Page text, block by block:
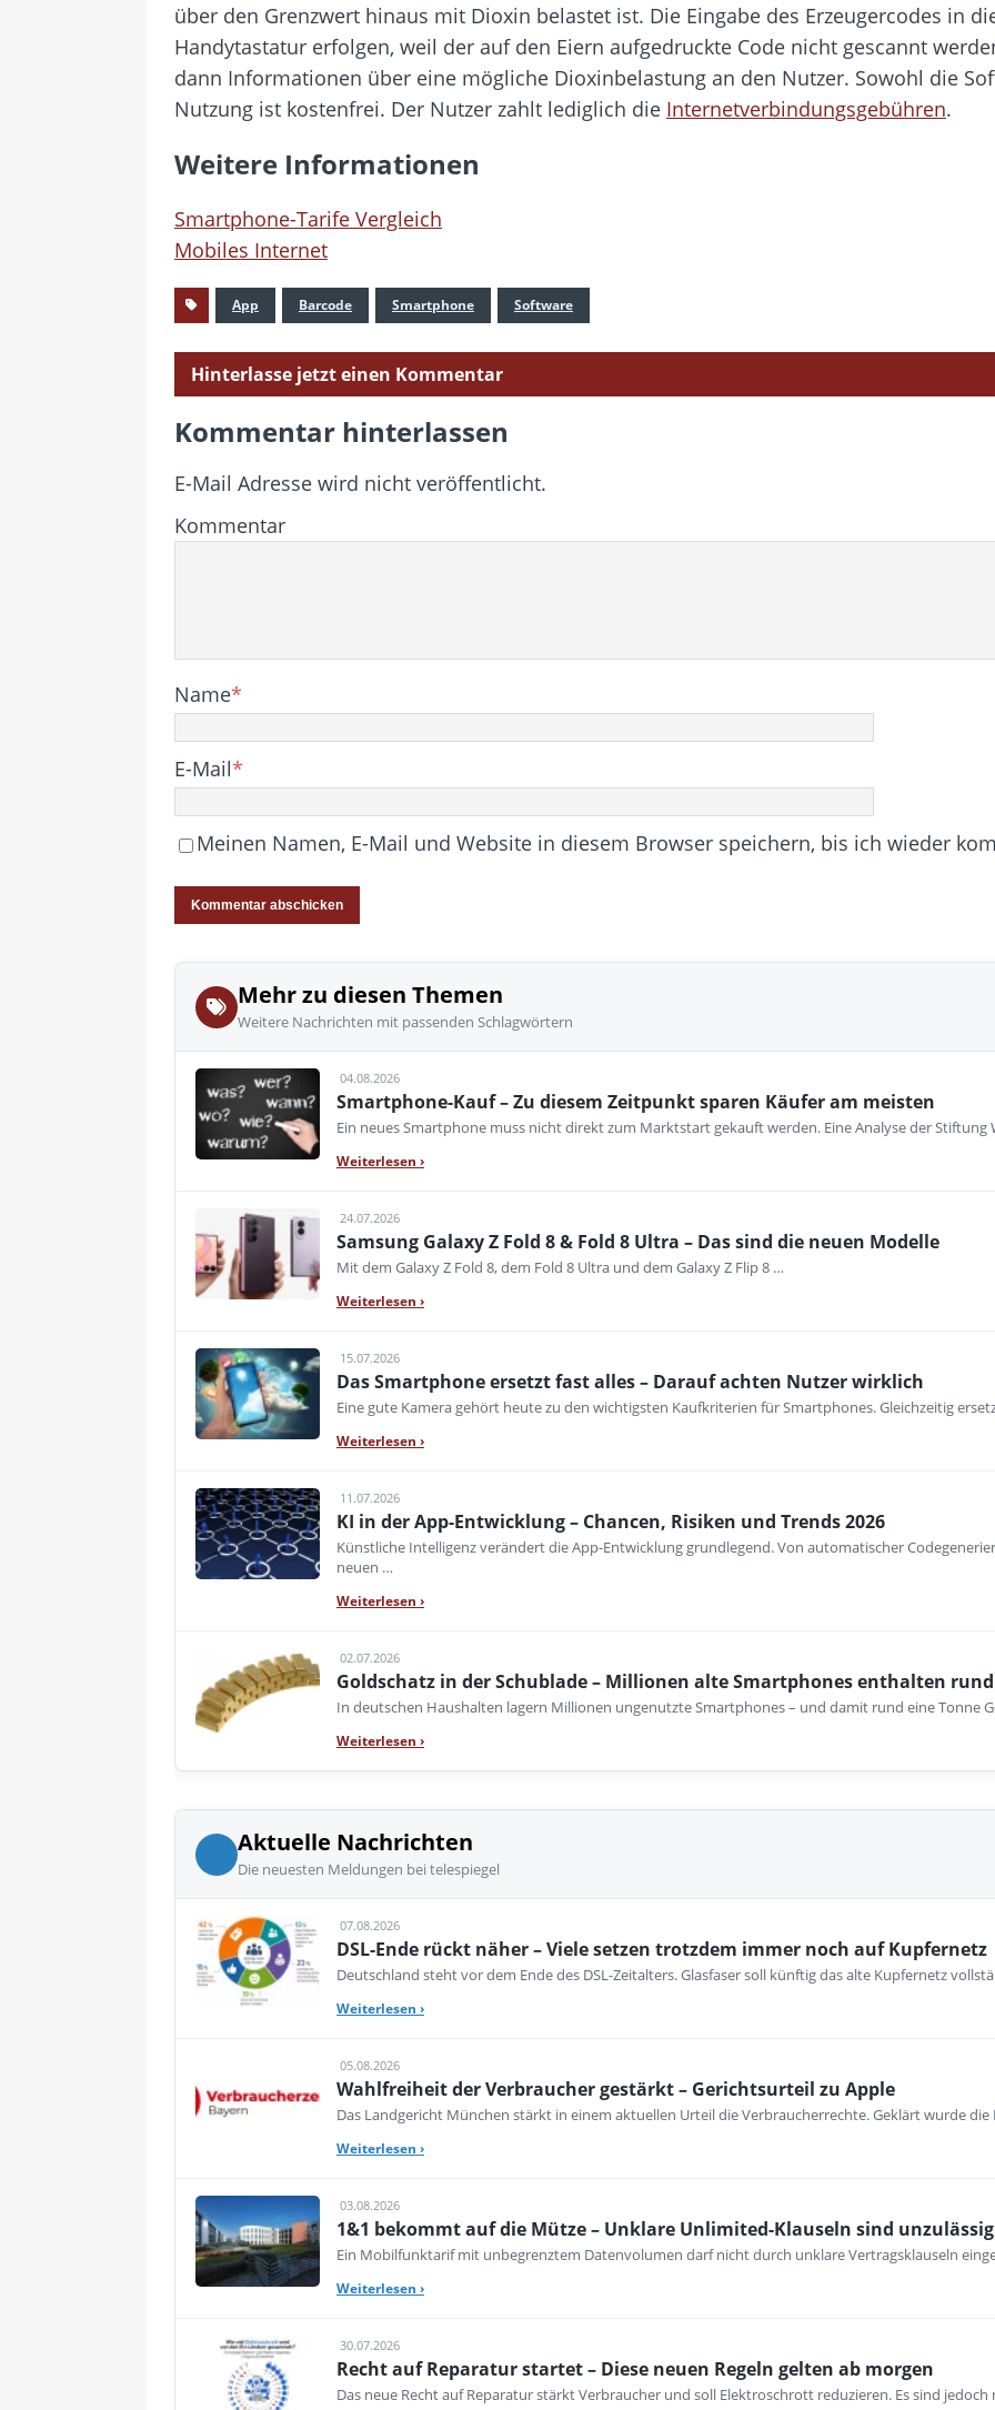
über den Grenzwert hinaus mit Dioxin belastet ist. Die Eingabe des Erzeugercodes in
Handytastatur erfolgen, weil der auf den Eiern aufgedruckte Code nicht gescannt
dann Informationen über eine mögliche Dioxinbelastung an den Nutzer. Sowohl die
Nutzung ist kostenfrei. Der Nutzer zahlt lediglich die Internetverbindungsgebühren.
Weitere Informationen
Smartphone-Tarife Vergleich
Mobiles Internet
App Barcode Smartphone Software
Hinterlasse jetzt einen Kommentar
Kommentar hinterlassen
E-Mail Adresse wird nicht veröffentlicht.
Kommentar
Name*
E-Mail*
Meinen Namen, E-Mail und Website in diesem Browser speichern, bis ich wieder
Mehr zu diesen Themen
Weitere Nachrichten mit passenden Schlagwörtern
04.08.2026
Smartphone-Kauf – Zu diesem Zeitpunkt sparen Käufer am meisten
Ein neues Smartphone muss nicht direkt zum Marktstart gekauft werden. Eine Analyse der Stiftung
Weiterlesen ›
24.07.2026
Samsung Galaxy Z Fold 8 & Fold 8 Ultra – Das sind die neuen Modelle
Mit dem Galaxy Z Fold 8, dem Fold 8 Ultra und dem Galaxy Z Flip 8 …
Weiterlesen ›
15.07.2026
Das Smartphone ersetzt fast alles – Darauf achten Nutzer wirklich
Eine gute Kamera gehört heute zu den wichtigsten Kaufkriterien für Smartphones. Gleichzeitig
Weiterlesen ›
11.07.2026
KI in der App-Entwicklung – Chancen, Risiken und Trends 2026
Künstliche Intelligenz verändert die App-Entwicklung grundlegend. Von automatischer
neuen …
Weiterlesen ›
02.07.2026
Goldschatz in der Schublade – Millionen alte Smartphones enthalten
In deutschen Haushalten lagern Millionen ungenutzte Smartphones – und damit rund eine Tonne
Weiterlesen ›
Aktuelle Nachrichten
Die neuesten Meldungen bei telespiegel
07.08.2026
DSL-Ende rückt näher – Viele setzen trotzdem immer noch auf Kupfernetz
Deutschland steht vor dem Ende des DSL-Zeitalters. Glasfaser soll künftig das alte Kupfernetz
Weiterlesen ›
05.08.2026
Wahlfreiheit der Verbraucher gestärkt – Gerichtsurteil zu Apple
Das Landgericht München stärkt in einem aktuellen Urteil die Verbraucherrechte. Geklärt wurde die
Weiterlesen ›
03.08.2026
1&1 bekommt auf die Mütze – Unklare Unlimited-Klauseln sind unzulässig
Ein Mobilfunktarif mit unbegrenztem Datenvolumen darf nicht durch unklare Vertragsklauseln
Weiterlesen ›
30.07.2026
Recht auf Reparatur startet – Diese neuen Regeln gelten ab morgen
Das neue Recht auf Reparatur stärkt Verbraucher und soll Elektroschrott reduzieren. Es sind jedoch